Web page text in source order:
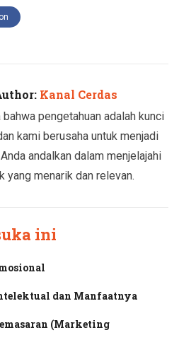
Kanal Cerdas
pengetahuan adalah kunci
kami berusaha untuk menjadi
andalkan dalam menjelajahi
yang menarik dan relevan.
ini
dan Manfaatnya
(Marketing